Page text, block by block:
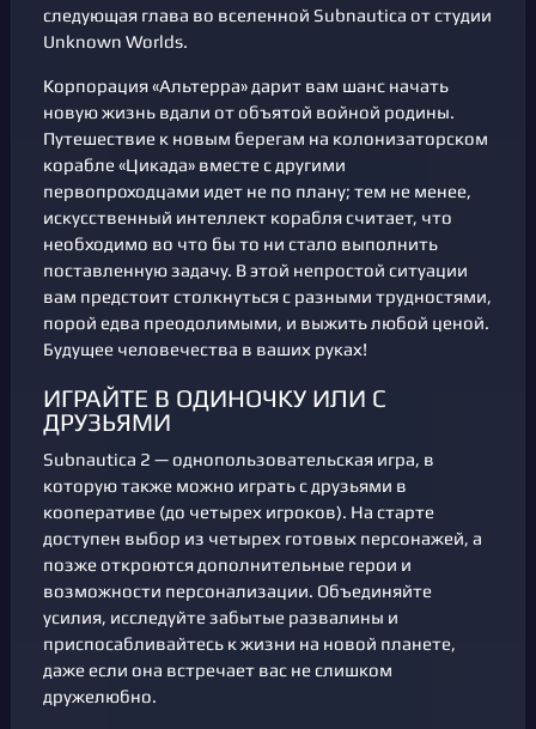
следующая глава во вселенной Subnautica от студии
Unknown Worlds.
Корпорация «Альтерра» дарит вам шанс начать
новую жизнь вдали от объятой войной родины.
Путешествие к новым берегам на колонизаторском
корабле «Цикада» вместе с другими
первопроходцами идет не по плану; тем не менее,
искусственный интеллект корабля считает, что
необходимо во что бы то ни стало выполнить
поставленную задачу. В этой непростой ситуации
вам предстоит столкнуться с разными трудностями,
порой едва преодолимыми, и выжить любой ценой.
Будущее человечества в ваших руках!
ИГРАЙТЕ В ОДИНОЧКУ ИЛИ С
ДРУЗЬЯМИ
Subnautica 2 — однопользовательская игра, в
которую также можно играть с друзьями в
кооперативе (до четырех игроков). На старте
доступен выбор из четырех готовых персонажей, а
позже откроются дополнительные герои и
возможности персонализации. Объединяйте
усилия, исследуйте забытые развалины и
приспосабливайтесь к жизни на новой планете,
даже если она встречает вас не слишком
дружелюбно.